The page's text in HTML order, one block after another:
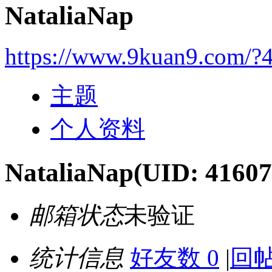
NataliaNap
https://www.9kuan9.com/
主题
个人资料
NataliaNap(UID:
邮箱状态未验证
统计信息 好友数 0 | 回